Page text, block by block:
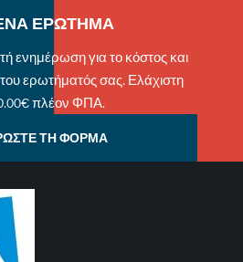
ΕΡΩΤΗΜΑ
ενημέρωση για το κόστος και
ερωτήματός σας. Ελάχιστη
πλέον ΦΠΑ.
ΤΗ ΦΟΡΜΑ